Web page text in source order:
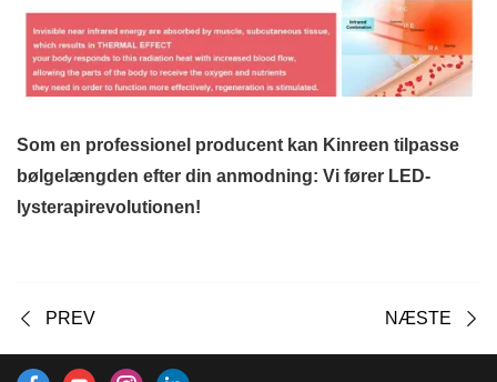
Som en professionel producent kan Kinreen tilpasse
bølgelængden efter din anmodning: Vi fører LED-
lysterapirevolutionen!
PREV NÆSTE